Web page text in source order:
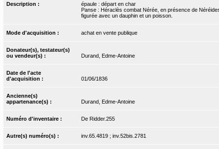
Description :
épaule : départ en char
Panse : Héraclès combat Nérée, en présence de
figurée avec un dauphin et un poisson.
Mode d'acquisition : achat en vente publique
Donateur(s), testateur(s)
ou vendeur(s) :
Durand, Edme-Antoine
Date de l'acte
d'acquisition :
01/06/1836
Ancienne(s)
appartenance(s) :
Durand, Edme-Antoine
Numéro d'inventaire : De Ridder.255
Autre(s) numéro(s) : inv.65.4819 ; inv.52bis.2781